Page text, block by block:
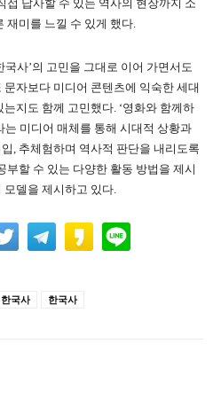
접 답사할 수 있는 역사의 현장까지 소
재미를 느낄 수 있게 했다.
사’의 고민을 그대로 이어 가면서도
자보다 미디어 콘텐츠에 익숙한 세대
지도 함께 고민했다. ‘영화와 함께하
는 미디어 매체를 통해 시대적 상황과
, 추체험하며 역사적 판단을 내리도록
부할 수 있는 다양한 활동 방법을 제시
모델을 제시하고 있다.
국사 한국사